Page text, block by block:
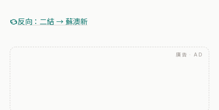
反向：二結 → 蘇澳新
廣告 · AD